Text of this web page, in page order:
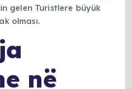
gelen Turistlere büyük
olması.
në